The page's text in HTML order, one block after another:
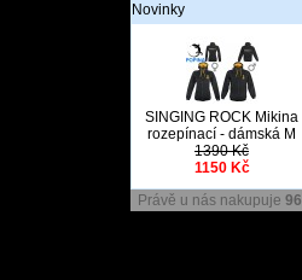
Novinky
SINGING ROCK Mikina
rozepínací - dámská M
1390 Kč
1150 Kč
Právě u nás nakupuje 96